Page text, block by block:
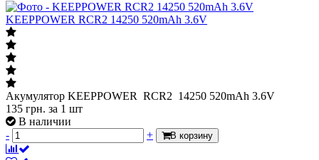
KEEPPOWER RCR2 14250 520mAh 3.6V
Акумулятор KEEPPOWER RCR2 14250 520mAh 3.6V
135 грн. за 1 шт
В наличии
-
+ В корзину